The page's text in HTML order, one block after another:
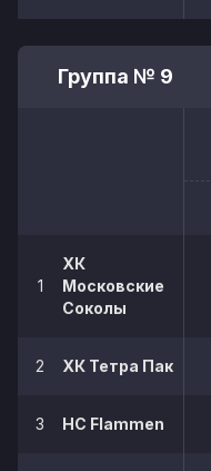
Группа № 9
1
ХК
Московские
Соколы
2 ХК Тетра Пак
3 HC Flammen